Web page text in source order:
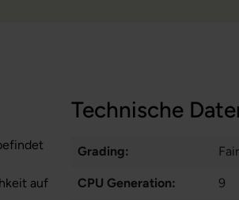
auf
Technische
Grading: Fair
CPU Generation: 9